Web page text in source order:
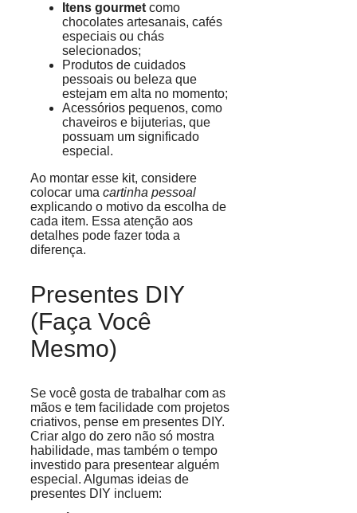
Itens gourmet como
chocolates artesanais, cafés
especiais ou chás
selecionados;
Produtos de cuidados
pessoais ou beleza que
estejam em alta no momento;
Acessórios pequenos, como
chaveiros e bijuterias, que
possuam um significado
especial.
Ao montar esse kit, considere
colocar uma cartinha pessoal
explicando o motivo da escolha de
cada item. Essa atenção aos
detalhes pode fazer toda a
diferença.
Presentes DIY
(Faça Você
Mesmo)
Se você gosta de trabalhar com as
mãos e tem facilidade com projetos
criativos, pense em presentes DIY.
Criar algo do zero não só mostra
habilidade, mas também o tempo
investido para presentear alguém
especial. Algumas ideias de
presentes DIY incluem: